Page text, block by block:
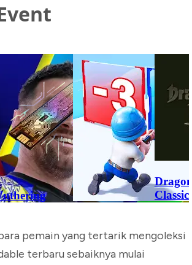
pemain yang tertarik mengoleksi
terbaru sebaiknya mulai